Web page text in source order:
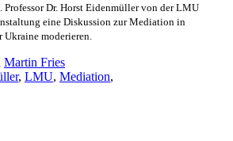
Professor Dr. Horst Eidenmüller von der LMU
eine Diskussion zur Mediation in
moderieren.
Martin Fries
, LMU, Mediation,